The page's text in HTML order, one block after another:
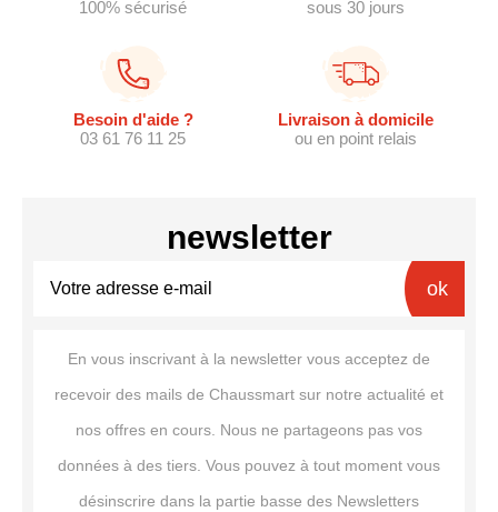
100% sécurisé
sous 30 jours
Besoin d'aide ?
03 61 76 11 25
Livraison à domicile
ou en point relais
newsletter
ok
En vous inscrivant à la newsletter vous acceptez de
recevoir des mails de Chaussmart sur notre actualité et
nos offres en cours. Nous ne partageons pas vos
données à des tiers. Vous pouvez à tout moment vous
désinscrire dans la partie basse des Newsletters